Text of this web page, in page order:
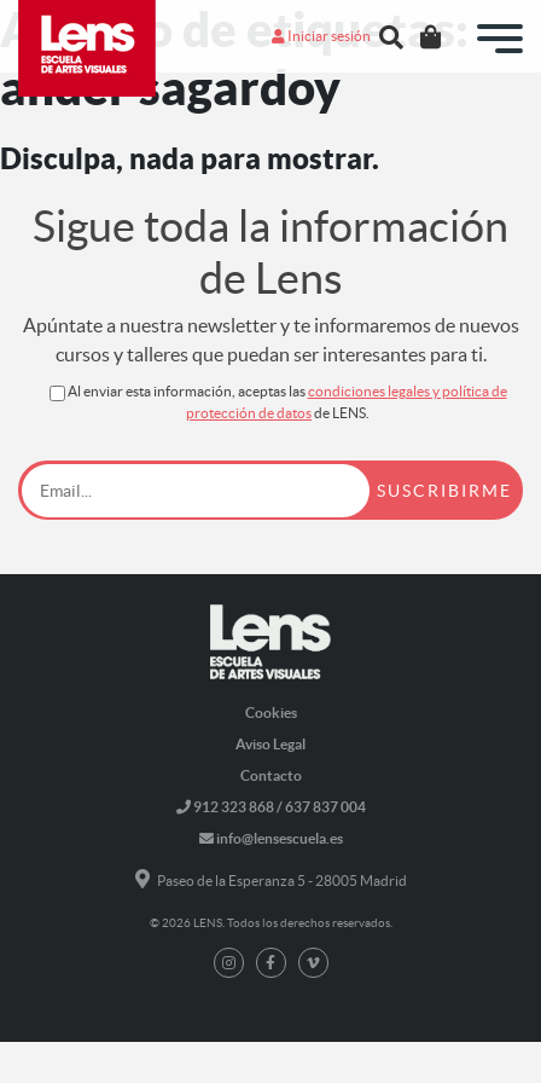
Iniciar sesión
Archivo de etiquetas:
ander sagardoy
Disculpa, nada para mostrar.
Sigue toda la información
de Lens
Apúntate a nuestra newsletter y te informaremos de nuevos
cursos y talleres que puedan ser interesantes para ti.
Al enviar esta información, aceptas lascondiciones legales y política de
protección de datosde LENS.
Cookies
Aviso Legal
Contacto
912 323 868 / 637 837 004
info@lensescuela.es
Paseo de la Esperanza 5 - 28005 Madrid
© 2026 LENS. Todos los derechos reservados.